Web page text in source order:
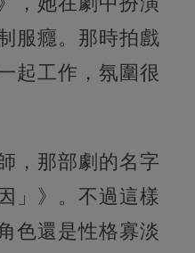
服癮。那時拍戲
起工作，氛圍很
，那部劇的名字
」》。不過這樣
色還是性格寡淡